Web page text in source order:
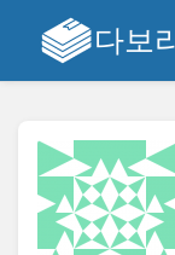
다보